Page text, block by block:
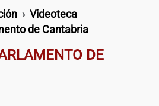
Videoteca
de Cantabria
DE